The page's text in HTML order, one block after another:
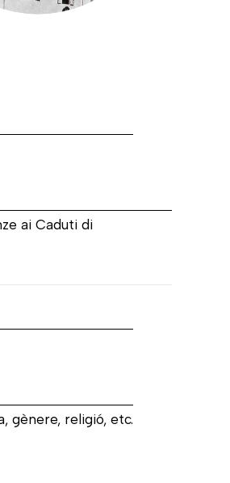
ai Caduti di
gènere, religió, etc.